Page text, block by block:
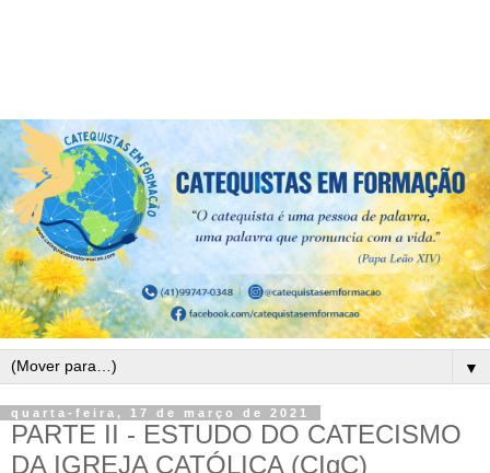
▼
quarta-feira, 17 de março de 2021
PARTE II - ESTUDO DO CATECISMO
DA IGREJA CATÓLICA (CIgC)